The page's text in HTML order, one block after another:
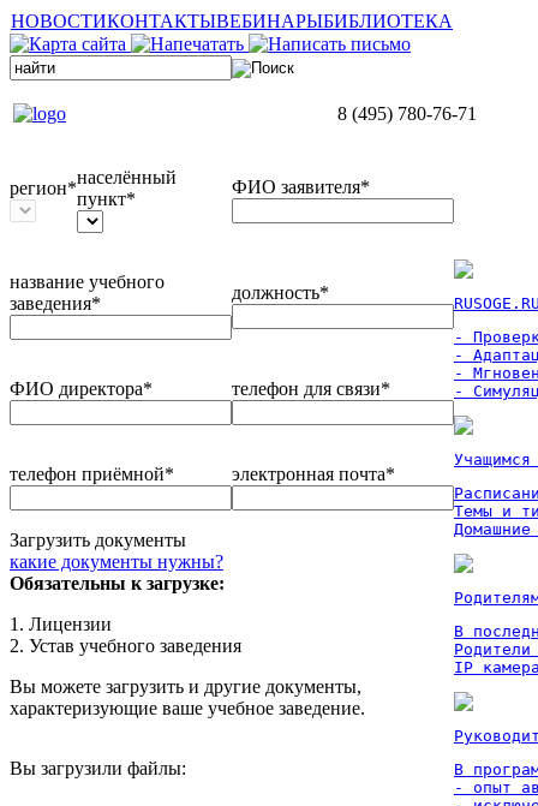
НОВОСТИКОНТАКТЫВЕБИНАРЫБИБЛИОТЕКА
8 (495) 780-76-71
регион*
населённый
пункт*
ФИО заявителя*
название учебного
заведения*
должность*
ФИО директора* телефон для связи*
телефон приёмной* электронная почта*
Загрузить документы
какие документы нужны?
Обязательны к загрузке:
1. Лицензии
2. Устав учебного заведения
Вы можете загрузить и другие документы,
характеризующие ваше учебное заведение.
Вы загрузили файлы:
-
-
-
-
Темы и
Домашние
В
IP
В
- опыт